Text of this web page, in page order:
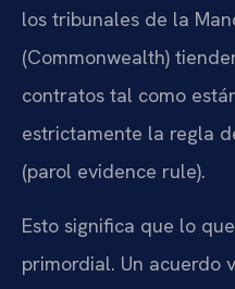
los tribunales de la
(Commonwealth)
contratos tal como
estrictamente la regla
(parol evidence rule).
Esto significa que lo
primordial. Un acuerdo